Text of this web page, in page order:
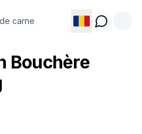
carne
Bouchère